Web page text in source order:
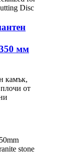
мм
камък,
от